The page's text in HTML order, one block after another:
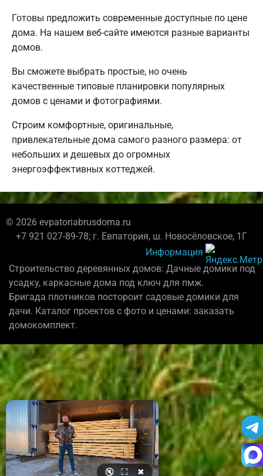
Готовы предложить современные доступные по цене
дома. На нашем веб-сайте имеются разные варианты
домов.
Вы сможете выбрать простые, но очень
качественные типовые планировки популярных
домов с ценами и фотографиями.
Строим комфортные, оригинальные,
привлекательные дома самого разного размера: от
небольших и дешевых до огромных
энергоэффективных коттеджей.
© 2026 evpatoriabrusdoma.ru
+7 921 027-89-78; г. Евпатория, ш. Новосёловское, 1Г
Информация
Строительство деревянных домов: Дачные домики под
усадку, каркасные дома под ключ для пмж.
Бригада плотников постороит садовые домики для
дачи. Каталог проектов с фото и ценами: заказать
домокомплект.
🔇 ⛶ ✖